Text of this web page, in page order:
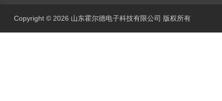
Copyright © 2026 山东霍尔德电子科技有限公司 版权所有